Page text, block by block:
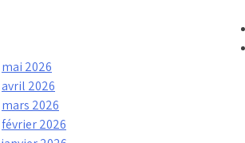
mai 2026
avril 2026
mars 2026
février 2026